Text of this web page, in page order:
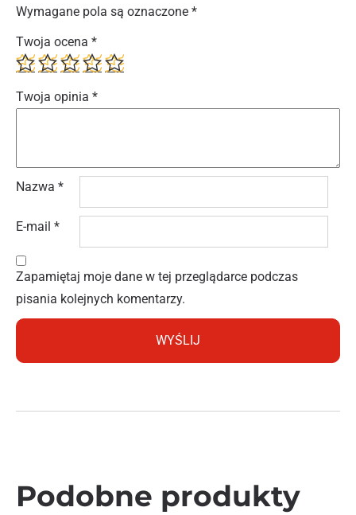
Wymagane pola są oznaczone *
Twoja ocena *
Twoja opinia *
Nazwa *
E-mail *
Zapamiętaj moje dane w tej przeglądarce podczas
pisania kolejnych komentarzy.
Podobne produkty